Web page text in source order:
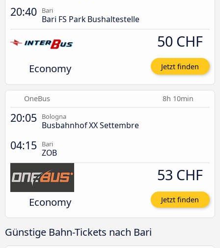
20:40 Bari
Bari FS Park Bushaltestelle
Economy
50 CHF
Jetzt finden
OneBus 8h 10min
20:05 Bologna
Busbahnhof XX Settembre
04:15 Bari
ZOB
Economy
53 CHF
Jetzt finden
Günstige Bahn-Tickets nach Bari